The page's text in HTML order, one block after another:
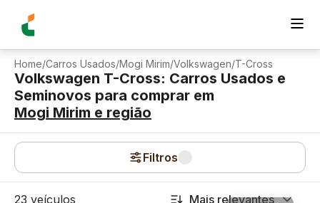
Home/Carros Usados/Mogi Mirim/Volkswagen/T-Cross
Volkswagen T-Cross: Carros Usados e
Seminovos para comprar em
Mogi Mirim e região
Filtros
23 veículos Mais relevantes